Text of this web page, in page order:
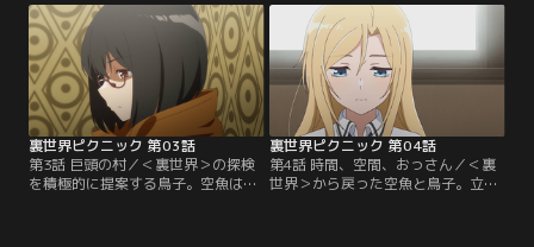
くなってしまった空魚の前に、一人
の美少女が現れる。彼女は仁科鳥
子。ある目的があって、この＜裏世
界＞を探索していた。怪異「くねく
ね」から逃れるために、二人は行動
をともにする。【提供：バンダイチ
ャンネル】
見すると小学生にも見える少女だっ
た。＜裏世界＞で入手したアイテム
を買い取ってくれるという小桜に、
＜裏世界＞で遭遇した怪異や、空魚
の眼と鳥子の手の色が変化したこと
を話すのだが…。【提供：バンダイ
チャンネル】
裏世界ピクニック 第03話
第3話 巨頭の村／＜裏世界＞の探検
を積極的に提案する鳥子。空魚はつ
裏世界ピクニック 第04話
第4話 時間、空間、おっさん／＜裏
世界＞から戻った空魚と鳥子。立て